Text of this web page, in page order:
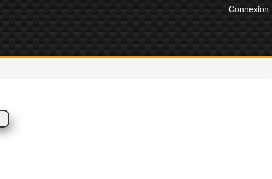
Connexion